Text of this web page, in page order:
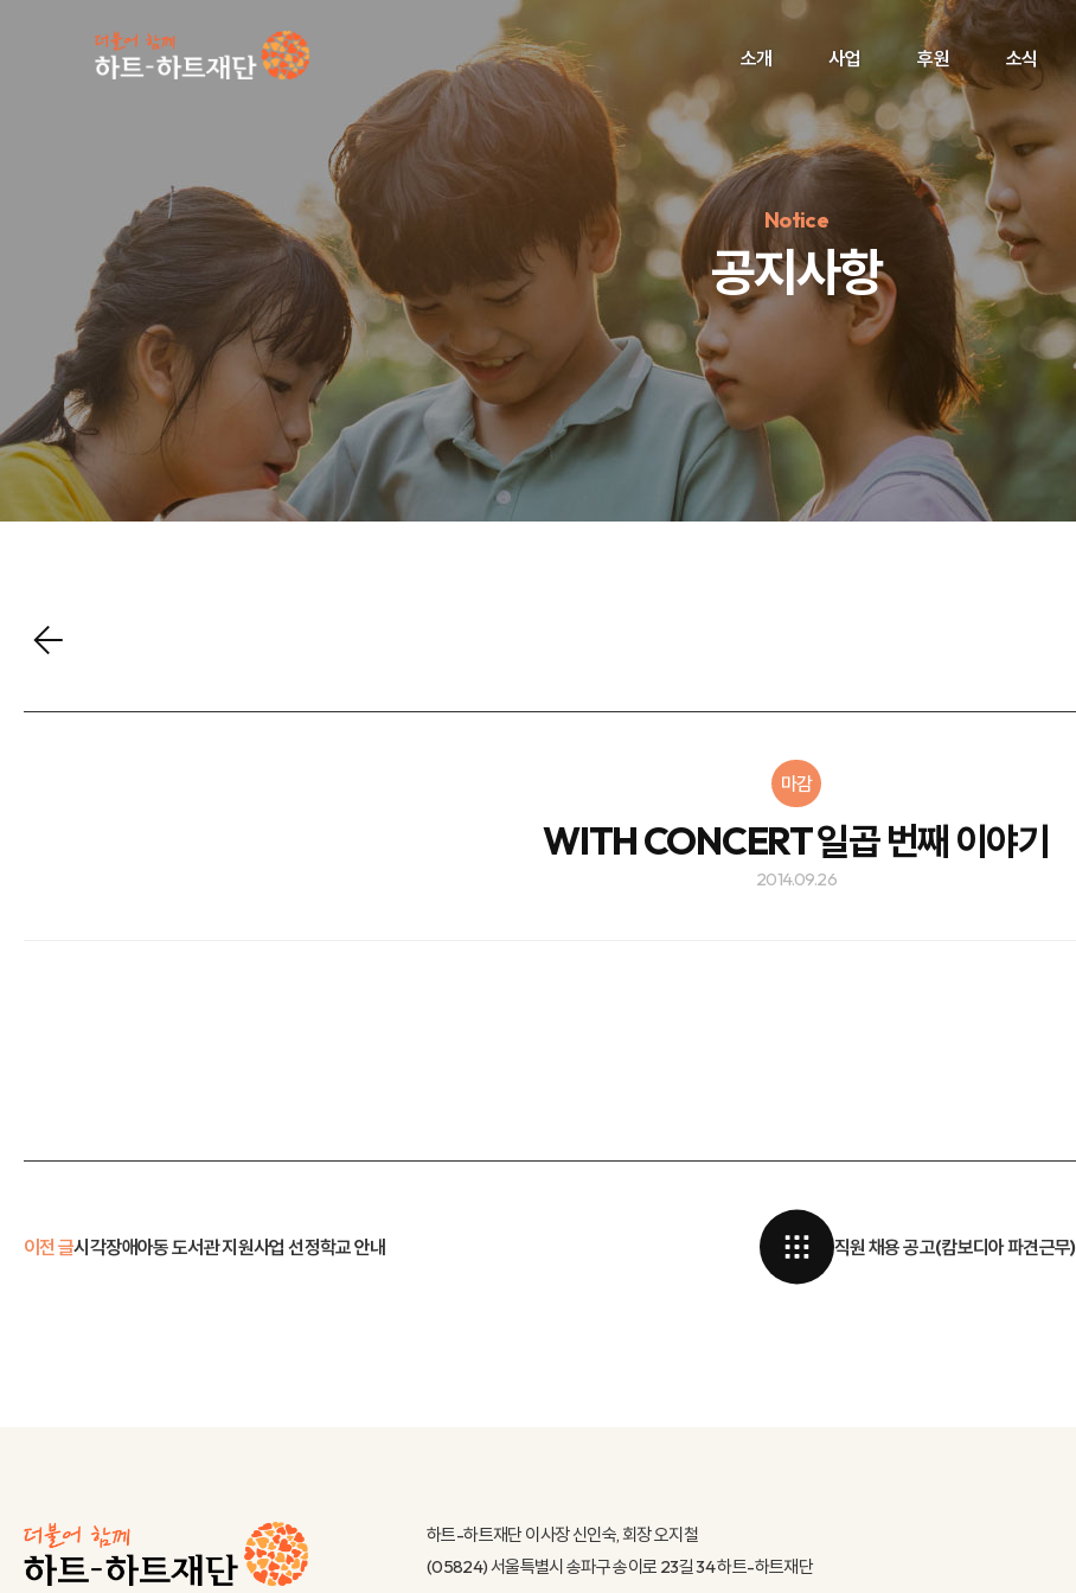
소개 사업 후원 소식
인기 키워드 #정기후원#하트플레이스#캠페인 #팬덤후원
Notice
공지사항
공지사항
마감
WITH CONCERT 일곱 번째 이야기
2014.09.26
이전 글시각장애아동 도서관 지원사업 선정학교 안내 직원 채용 공고(캄보디아 파견근무)
하트-하트재단 이사장 신인숙, 회장 오지철
(05824) 서울특별시 송파구 송이로 23길 34 하트-하트재단